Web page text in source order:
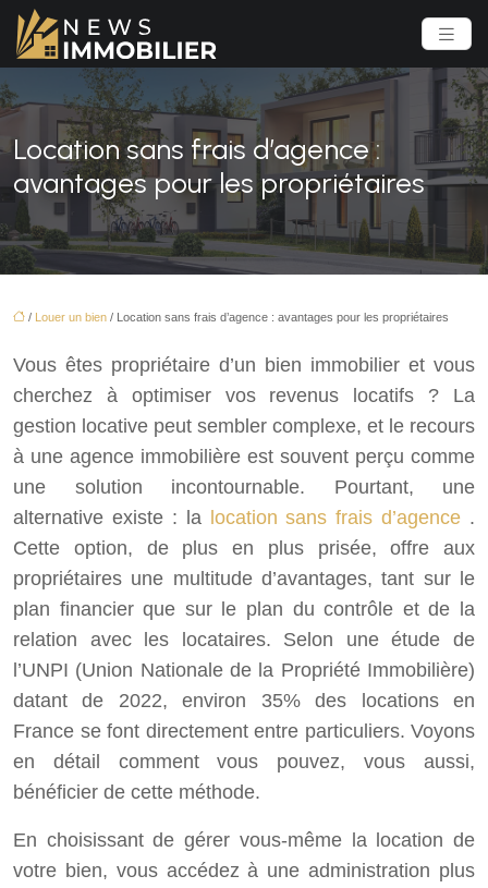
Location sans frais d’agence :
avantages pour les propriétaires
/ Louer un bien / Location sans frais d’agence : avantages pour les propriétaires
Vous êtes propriétaire d’un bien immobilier et vous
cherchez à optimiser vos revenus locatifs ? La
gestion locative peut sembler complexe, et le recours
à une agence immobilière est souvent perçu comme
une solution incontournable. Pourtant, une
alternative existe : la location sans frais d’agence .
Cette option, de plus en plus prisée, offre aux
propriétaires une multitude d’avantages, tant sur le
plan financier que sur le plan du contrôle et de la
relation avec les locataires. Selon une étude de
l’UNPI (Union Nationale de la Propriété Immobilière)
datant de 2022, environ 35% des locations en
France se font directement entre particuliers. Voyons
en détail comment vous pouvez, vous aussi,
bénéficier de cette méthode.
En choisissant de gérer vous-même la location de
votre bien, vous accédez à une administration plus